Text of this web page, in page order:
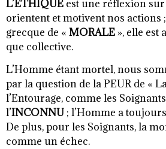
L’ETHIQUE est une réflexion
orientent et motivent nos actions
grecque de « MORALE», elle est
que collective.
L’Homme étant mortel, nous
par la question de la PEUR de «
l’Entourage, comme les
l’INCONNU ; l’Homme a
De plus, pour les Soignants, la
comme un échec.